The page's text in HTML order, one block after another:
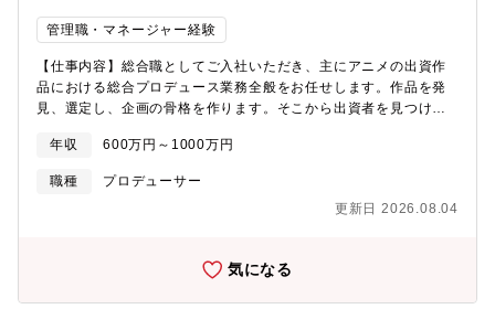
管理職・マネージャー経験
【仕事内容】総合職としてご入社いただき、主にアニメの出資作
品における総合プロデュース業務全般をお任せします。作品を発
見、選定し、企画の骨格を作ります。そこから出資者を見つける
を製作するアニメーターのお仕事ではありません。?具体的には・
原作の選定（漫画、小説、ゲームなど）・制作スタジオや放送局
の選定、提案・製作委員会の組成※出版社、アニメ制作会社、音
楽会社、広告代理店などに提案し、制作費用の座組を構築しま
す。社内の他部署と連携し、制作アニメの関連グッズの商品化や
年収 600万円～1000万円
職種
プロデューサー
更新日 2026.08.04
気になる